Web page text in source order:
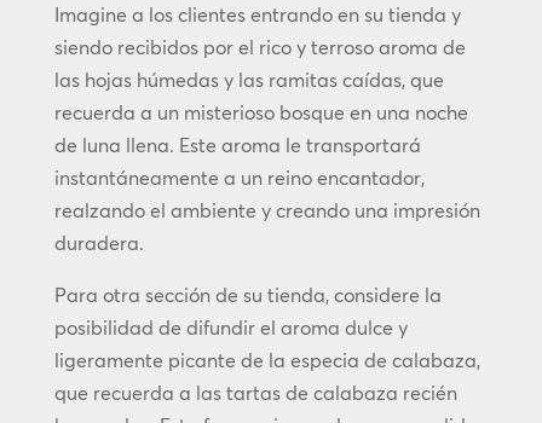
Imagine a los clientes entrando en su tienda y
siendo recibidos por el rico y terroso aroma de
las hojas húmedas y las ramitas caídas, que
recuerda a un misterioso bosque en una noche
de luna llena. Este aroma le transportará
instantáneamente a un reino encantador,
realzando el ambiente y creando una impresión
duradera.
Para otra sección de su tienda, considere la
posibilidad de difundir el aroma dulce y
ligeramente picante de la especia de calabaza,
que recuerda a las tartas de calabaza recién